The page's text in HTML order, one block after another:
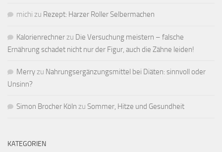
michi zu Rezept: Harzer Roller Selbermachen
Kalorienrechnerzu Die Versuchung meistern – falsche
Ernährung schadet nicht nur der Figur, auch die Zähne leiden!
Merryzu Nahrungsergänzungsmittel bei Diäten: sinnvoll oder
Unsinn?
Simon Brocher Köln zu Sommer, Hitze und Gesundheit
KATEGORIEN